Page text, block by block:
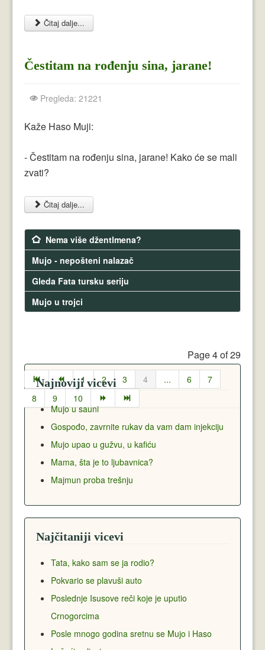
Čitaj dalje...
Čestitam na rođenju sina, jarane!
Pregleda: 21221
Kaže Haso Muji:
- Čestitam na rođenju sina, jarane! Kako će se mali
zvati?
Čitaj dalje...
Nema više džentlmena?
Mujo - nepošteni nalazač
Gleda Fata tursku seriju
Mujo u trojci
Page 4 of 29
1 2 3 4 ... 6
7
8
9 10
Najnoviji vicevi
Mujo u sauni
Gospođo, zavrnite rukav da vam dam injekciju
Mujo upao u gužvu, u kafiću
Mama, šta je to ljubavnica?
Majmun proba trešnju
Najčitaniji vicevi
Tata, kako sam se ja rodio?
Pokvario se plavuši auto
Poslednje Isusove reči koje je uputio
Crnogorcima
Posle mnogo godina sretnu se Mujo i Haso